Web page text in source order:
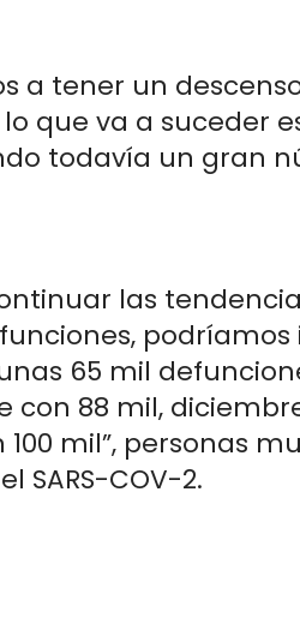
a tener un
que va a suceder
todavía un gran
las
podríamos
65 mil
con 88 mil,
mil”, personas
SARS-COV-2.